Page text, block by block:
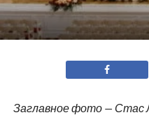
Заглавное фото — Стас